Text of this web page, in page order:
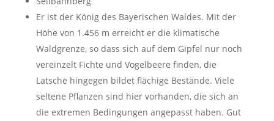
Er ist der König des Bayerischen Waldes. Mit der
Höhe von 1.456 m erreicht er die klimatische
Waldgrenze, so dass sich auf dem Gipfel nur noch
vereinzelt Fichte und Vogelbeere finden, die
Latsche hingegen bildet flächige Bestände. Viele
seltene Pflanzen sind hier vorhanden, die sich an
die extremen Bedingungen angepasst haben. Gut